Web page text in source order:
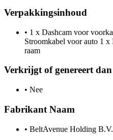
Verpakkingsinhoud
• 1 x Dashcam voor
Stroomkabel voor auto 1
raam
Verkrijgt of genereert
• Nee
Fabrikant Naam
• BeltAvenue Holding B.V.